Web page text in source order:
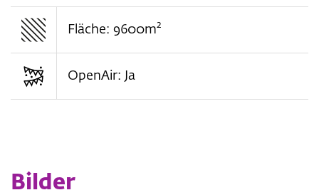
Fläche: 9600m2
OpenAir: Ja
Bilder